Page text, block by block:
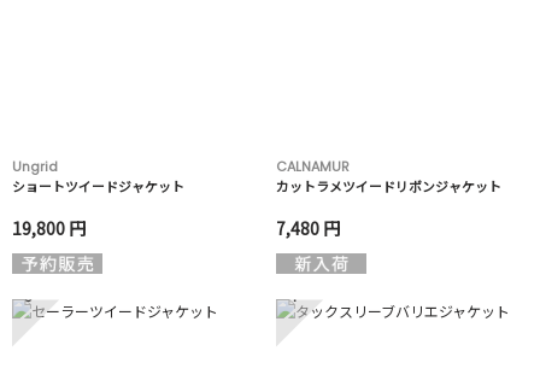
Ungrid
ショートツイードジャケット
19,800 円
CALNAMUR
カットラメツイードリボンジャケット
7,480 円
3 4